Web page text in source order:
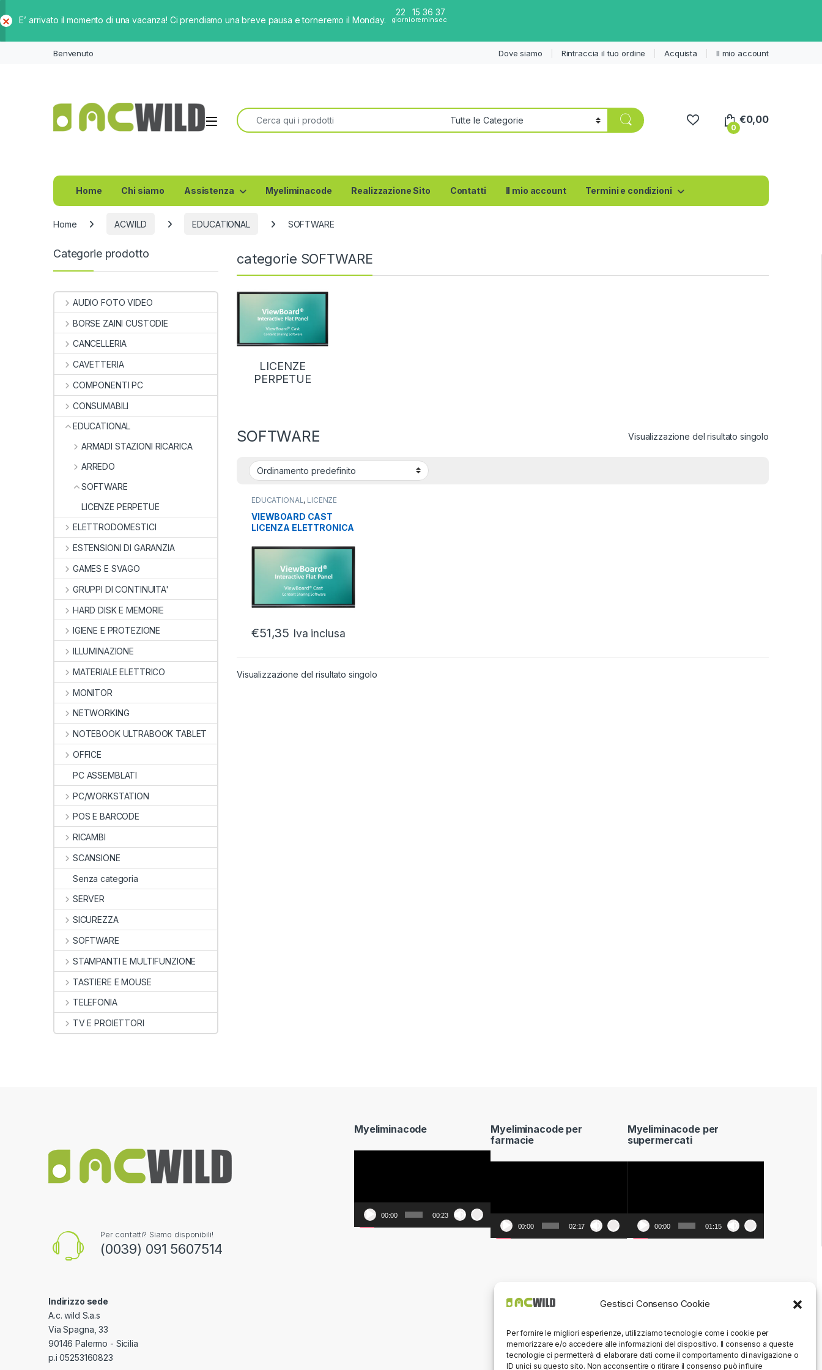
Gestisci Consenso Cookie
Per fornire le migliori esperienze, utilizziamo tecnologie come i cookie per
memorizzare e/o accedere alle informazioni del dispositivo. Il consenso a queste
tecnologie ci permetterà di elaborare dati come il comportamento di navigazione o
ID unici su questo sito. Non acconsentire o ritirare il consenso può influire
E’ arrivato il momento di una vacanza! Ci prendiamo una breve pausa e torneremo il Monday.
22
giorni
15
ore
36
min
37
sec
Benvenuto Dove siamo Rintraccia il tuo ordine Acquista Il mio account
Ricerca per:
0
€0,00
Home Chi siamo Assistenza Myeliminacode Realizzazione Sito Contatti Il mio account Termini e condizioni
Home ACWILD EDUCATIONAL SOFTWARE
categorie SOFTWARE
LICENZE
PERPETUE
SOFTWARE Visualizzazione del risultato singolo
EDUCATIONAL , LICENZE
SOFTWARE
VIEWBOARD CAST
LICENZA ELETTRONICA
IOS GOO WIN ANDRO
€51,35 Iva inclusa
Visualizzazione del risultato singolo
Categorie prodotto
AUDIO FOTO VIDEO
BORSE ZAINI CUSTODIE
CANCELLERIA
CAVETTERIA
COMPONENTI PC
CONSUMABILI
EDUCATIONAL
ARMADI STAZIONI RICARICA
ARREDO
SOFTWARE
LICENZE PERPETUE
ELETTRODOMESTICI
ESTENSIONI DI GARANZIA
GAMES E SVAGO
GRUPPI DI CONTINUITA'
HARD DISK E MEMORIE
IGIENE E PROTEZIONE
ILLUMINAZIONE
MATERIALE ELETTRICO
MONITOR
NETWORKING
NOTEBOOK ULTRABOOK TABLET
OFFICE
PC ASSEMBLATI
PC/WORKSTATION
POS E BARCODE
RICAMBI
SCANSIONE
Senza categoria
SERVER
SICUREZZA
SOFTWARE
STAMPANTI E MULTIFUNZIONE
TASTIERE E MOUSE
TELEFONIA
TV E PROIETTORI
Per contatti? Siamo disponibili!
(0039) 091 5607514
Indirizzo sede
A.c. wild S.a.s
Via Spagna, 33
90146 Palermo - Sicilia
p.i 05253160823
Myeliminacode
00:00 00:23
Myeliminacode per
farmacie
00:00 02:17
Myeliminacode per
supermercati
00:00 01:15